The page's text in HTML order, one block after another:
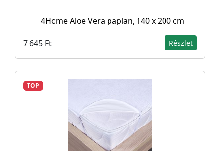
4Home Aloe Vera paplan, 140 x 200 cm
7 645 Ft Részlet
TOP